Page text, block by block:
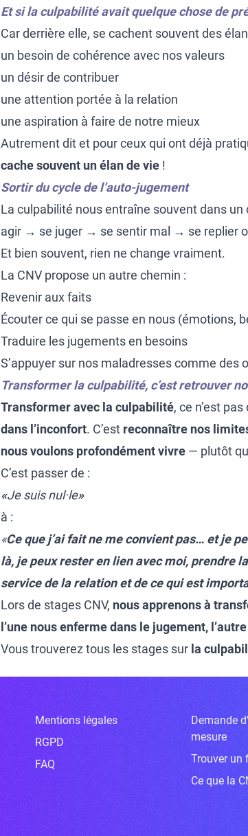
Et si la culpabilité avait quelque chose de
Car derrière elle, se cachent souvent des
un besoin de cohérence avec nos valeurs
un désir de contribuer
une attention portée à la relation
une aspiration à faire de notre mieux
Autrement dit et pour ceux qui ont déjà
cache souvent un élan de vie !
Sortir du cycle de l’auto-jugement
La culpabilité nous entraîne souvent dans un
agir → se juger → se sentir mal → se replier
Et bien souvent, rien ne change vraiment.
La CNV propose un autre chemin :
Revenir aux faits
Écouter ce qui se passe en nous (émotions,
Traduire les jugements en besoins
S’appuyer sur nos maladresses comme des
Transformer la culpabilité, c’est retrouver
Transformer avec la culpabilité, ce n’est
dans l’inconfort. C’est reconnaître nos
nous voulons profondément vivre — plutôt
C’est passer de :
«Je suis nul·le»
à :
«Ce que j’ai fait ne me convient pas… et je
là, je peux rester en lien avec moi, prendre
service de la relation et de ce qui est
Lors de stages CNV, nous apprenons à
l’une nous enferme dans le jugement,
Vous trouverez tous les stages sur la
Mentions légales
RGPD
FAQ
Demande
mesure
Trouver un
Ce que la